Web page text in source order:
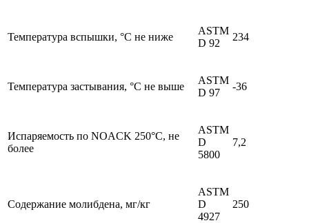
Температура вспышки, °С не ниже
ASTM
D 92
234
Температура застывания, °С не выше
ASTM
D 97
-36
Испаряемость по NOACK 250°C, не
более
ASTM
D
5800
7,2
Содержание молибдена, мг/кг
ASTM
D
4927
250